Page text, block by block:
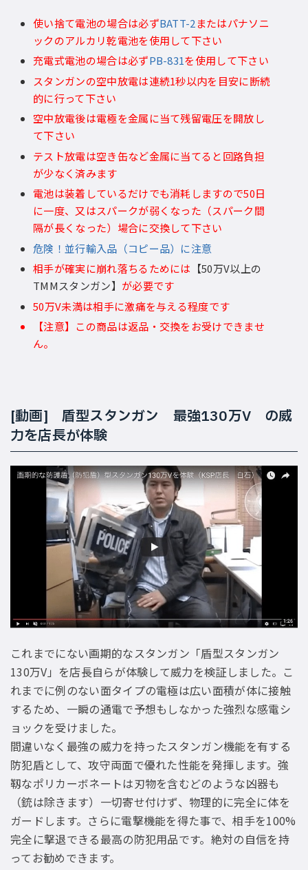
使い捨て電池の場合は必ずBATT-2 またはパナソニ
ックのアルカリ乾電池を使用して下さい
充電式電池の場合は必ずPB-831を使用して下さい
スタンガンの空中放電は連続1秒以内を目安に断続
的に行って下さい
空中放電後は電極を金属に当て残留電圧を開放し
て下さい
テスト放電は空き缶など金属に当てると回路負担
が少なく済みます
電池は装着しているだけでも消耗しますので50日
に一度、又はスパークが弱くなった（スパーク間
隔が長くなった）場合に交換して下さい
危険！並行輸入品（コピー品）に注意
相手が確実に崩れ落ちるためには 【50万V以上の
TMMスタンガン】 が必要です
50万V未満は相手に激痛を与える程度です
【注意】この商品は返品・交換をお受けできませ
ん。
[動画] 盾型スタンガン 最強130万V の威
力を店長が体験
これまでにない画期的なスタンガン「盾型スタンガン
130万V」を店長自らが体験して威力を検証しました。こ
れまでに例のない面タイプの電極は広い面積が体に接触
するため、一瞬の通電で予想もしなかった強烈な感電シ
ョックを受けました。
間違いなく最強の威力を持ったスタンガン機能を有する
防犯盾として、攻守両面で優れた性能を発揮します。強
靱なポリカーボネートは刃物を含むどのような凶器も
（銃は除きます）一切寄せ付けず、物理的に完全に体を
ガードします。さらに電撃機能を得た事で、相手を100%
完全に撃退できる最高の防犯用品です。絶対の自信を持
ってお勧めできます。